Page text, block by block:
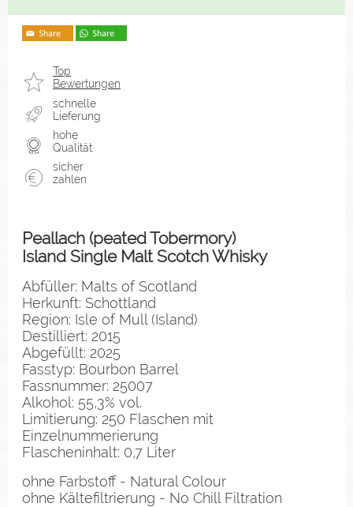
Top
Bewertungen
schnelle
Lieferung
hohe
Qualität
sicher
zahlen
Peallach (peated Tobermory)
Island Single Malt Scotch Whisky
Abfüller: Malts of Scotland
Herkunft: Schottland
Region: Isle of Mull (Island)
Destilliert: 2015
Abgefüllt: 2025
Fasstyp: Bourbon Barrel
Fassnummer: 25007
Alkohol: 55,3% vol.
Limitierung: 250 Flaschen mit
Einzelnummerierung
Flascheninhalt: 0,7 Liter
ohne Farbstoff - Natural Colour
ohne Kältefiltrierung - No Chill Filtration